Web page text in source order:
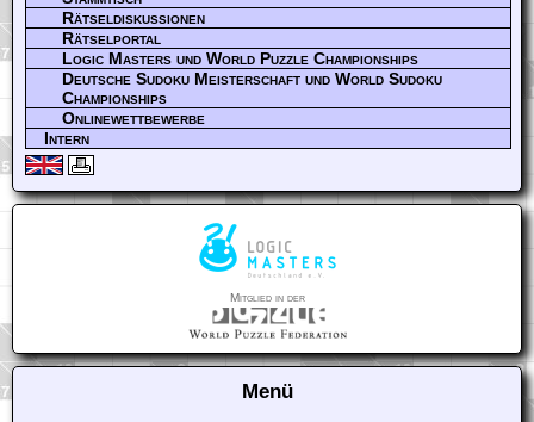
Rätseldiskussionen
Rätselportal
Logic Masters und World Puzzle Championships
Deutsche Sudoku Meisterschaft und World Sudoku
Championships
Onlinewettbewerbe
Intern
Mitglied in der
Menü